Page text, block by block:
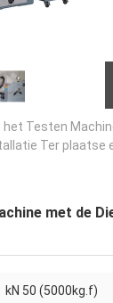
het Testen
Ter plaatse
met de
kN 50 (5000kg.f)